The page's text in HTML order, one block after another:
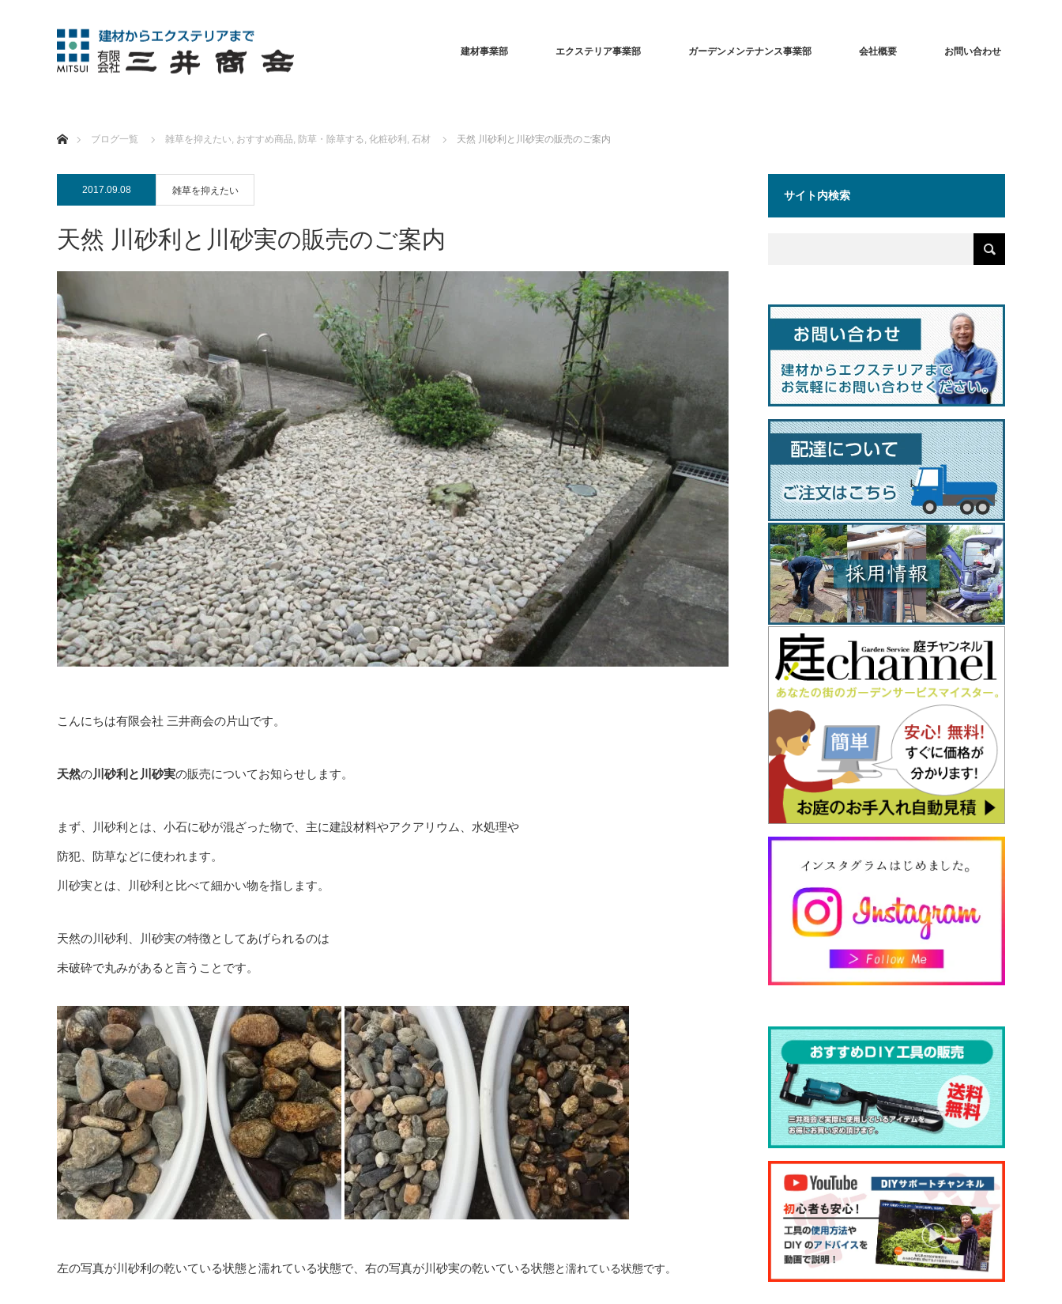
建材事業部 エクステリア事業部 ガーデンメンテナンス事業部 会社概要 お問い合わせ
ブログ一覧
雑草を抑えたい, おすすめ商品, 防草・除草する, 化粧砂利 , 石材 天然 川砂利と川砂実の販売のご案内
2017.09.08 雑草を抑えたい
天然 川砂利と川砂実の販売のご案内
こんにちは有限会社 三井商会の片山です。
天然の川砂利と川砂実の販売についてお知らせします。
まず、川砂利とは、小石に砂が混ざった物で、主に建設材料やアクアリウム、水処理や
防犯、防草などに使われます。
川砂実とは、川砂利と比べて細かい物を指します。
天然の川砂利、川砂実の特徴としてあげられるのは
未破砕で丸みがあると言うことです。
左の写真が川砂利の乾いている状態と濡れている状態で、右の写真が川砂実の乾いている状態と濡れている状態です。
サイト内検索